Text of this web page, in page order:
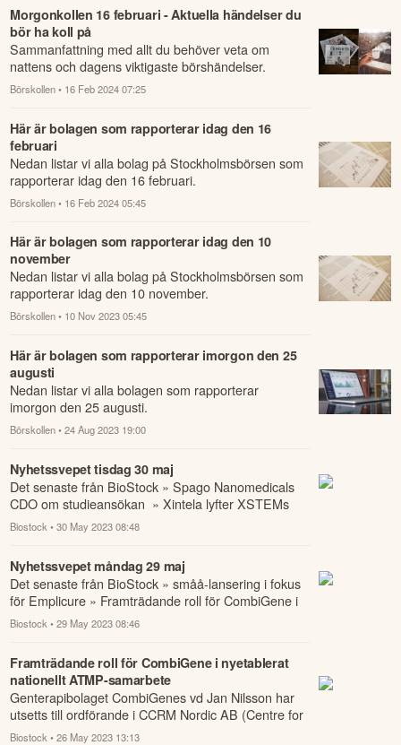
Morgonkollen 16 februari - Aktuella händelser du
bör ha koll på
Sammanfattning med allt du behöver veta om
nattens och dagens viktigaste börshändelser.
Börskollen • 16 Feb 2024 07:25
Här är bolagen som rapporterar idag den 16
februari
Nedan listar vi alla bolag på Stockholmsbörsen som
rapporterar idag den 16 februari.
Börskollen • 16 Feb 2024 05:45
Här är bolagen som rapporterar idag den 10
november
Nedan listar vi alla bolag på Stockholmsbörsen som
rapporterar idag den 10 november.
Börskollen • 10 Nov 2023 05:45
Här är bolagen som rapporterar imorgon den 25
augusti
Nedan listar vi alla bolagen som rapporterar
imorgon den 25 augusti.
Börskollen • 24 Aug 2023 19:00
Nyhetssvepet tisdag 30 maj
Det senaste från BioStock » Spago Nanomedicals
CDO om studieansökan » Xintela lyfter XSTEMs
unika egenskaper » Snart inleds BioStock Life ...
Biostock • 30 May 2023 08:48
Nyhetssvepet måndag 29 maj
Det senaste från BioStock » småå-lansering i fokus
för Emplicure » Framträdande roll för CombiGene i
nyetablerat nationellt ATMP-samarbete ...
Biostock • 29 May 2023 08:46
Framträdande roll för CombiGene i nyetablerat
nationellt ATMP-samarbete
Genterapibolaget CombiGenes vd Jan Nilsson har
utsetts till ordförande i CCRM Nordic AB (Centre for
Commercialization of Regenerative Medici...
Biostock • 26 May 2023 13:13